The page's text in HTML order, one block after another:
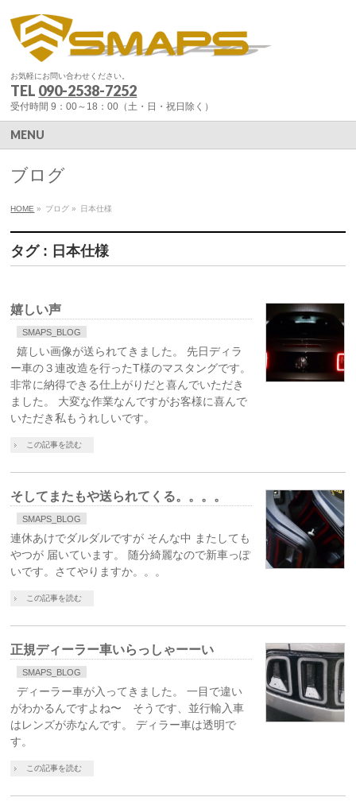
お気軽にお問い合わせください。
TEL 090-2538-7252
受付時間 9：00～18：00（土・日・祝日除く）
MENU
ブログ
HOME » ブログ » 日本仕様
タグ : 日本仕様
嬉しい声
SMAPS_BLOG
嬉しい画像が送られてきました。 先日ディラ
ー車の３連改造を行ったT様のマスタングです。
非常に納得できる仕上がりだと喜んでいただき
ました。 大変な作業なんですがお客様に喜んで
いただき私もうれしいです。
この記事を読む
そしてまたもや送られてくる。。。。
SMAPS_BLOG
連休あけでダルダルですが そんな中 またしても
やつが 届いています。 随分綺麗なので新車っぽ
いです。さてやりますか。。。
この記事を読む
正規ディーラー車いらっしゃーーい
SMAPS_BLOG
ディーラー車が入ってきました。 一目で違い
がわかるんですよね〜 そうです、並行輸入車
はレンズが赤なんです。 ディラー車は透明で
す。
この記事を読む